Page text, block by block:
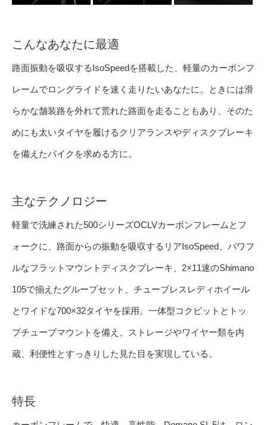
こんなあなたに最適
路面振動を吸収するIsoSpeedを搭載した、軽量のカーボンフ
レームでロングライドを速く走りたいあなたに。ときには滑
らかな舗装路を外れて荒れた路面を走ることもあり、そのた
めにも太いタイヤを履けるクリアランスやディスクブレーキ
を備えたバイクを求める方に。
主なテクノロジー
軽量で洗練された500シリーズOCLVカーボンフレームとフ
ォークに、路面からの振動を吸収するリアIsoSpeed、パワフ
ルなフラットマウントディスクブレーキ、2×11速のShimano
105で揃えたグループセット、チューブレスレディホイール
とワイドな700×32タイヤを採用。一体型コクピットとトッ
プチューブマウントを備え、ストレージやワイヤー類を内
蔵、利便性とすっきりした見た目を実現している。
特長